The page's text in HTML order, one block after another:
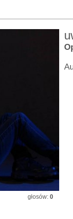
głosów: 0